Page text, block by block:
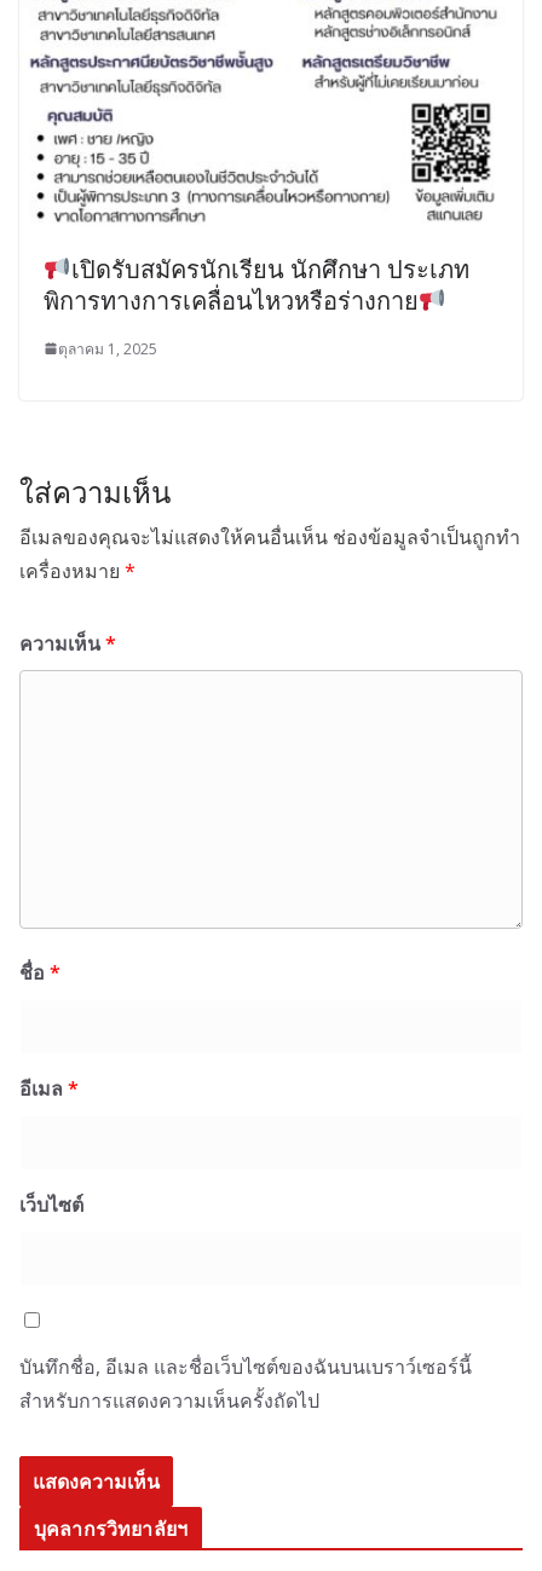
เปิดรับสมัครนักเรียน นักศึกษา ประเภท
พิการทางการเคลื่อนไหวหรือร่างกาย
ตุลาคม 1, 2025
ใส่ความเห็น
อีเมลของคุณจะไม่แสดงให้คนอื่นเห็น ช่องข้อมูลจำเป็นถูกทำ
เครื่องหมาย *
ความเห็น*
ชื่อ *
อีเมล *
เว็บไซต์
บันทึกชื่อ, อีเมล และชื่อเว็บไซต์ของฉันบนเบราว์เซอร์นี้
สำหรับการแสดงความเห็นครั้งถัดไป
บุคลากรวิทยาลัยฯ